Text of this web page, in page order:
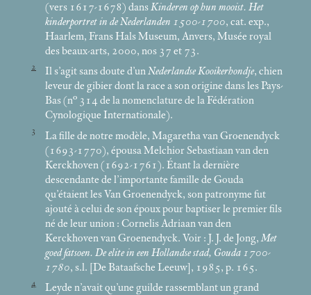
(vers 1617-1678) dansKinderen op hun mooist. Het
kinderportret in de Nederlanden 1500-1700, cat. exp.,
Haarlem, Frans Hals Museum, Anvers, Musée royal
des beaux-arts, 2000, nos 37 et 73.
2 Il s’agit sans doute d’unNederlandse Kooikerhondje, chien
leveur de gibier dont la race a son origine dans les Pays-
Bas (n° 314 de la nomenclature de la Fédération
Cynologique Internationale).
3
La fille de notre modèle, Magaretha van Groenendyck
(1693-1770), épousa Melchior Sebastiaan van den
Kerckhoven (1692-1761). Étant la dernière
descendante de l’importante famille de Gouda
qu’étaient les Van Groenendyck, son patronyme fut
ajouté à celui de son époux pour baptiser le premier fils
né de leur union : Cornelis Adriaan van den
Kerckhoven van Groenendyck. Voir : J. J. de Jong,Met
goed fatsoen. De elite in een Hollandse stad, Gouda 1700-
1780, s.l. [De Bataafsche Leeuw], 1985, p. 165.
4
Leyde n’avait qu’une guilde rassemblant un grand